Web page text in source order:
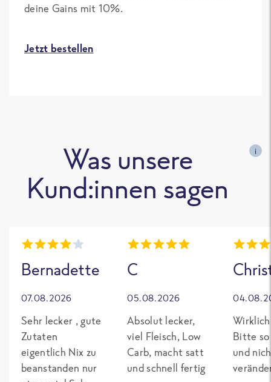
deine Gains mit 10%.
Jetzt bestellen
Was unsere
Kund:innen sagen
i
Bernadette
07.08.2026
Sehr lecker , gute
Zutaten
eigentlich Nix zu
beanstanden nur
C
05.08.2026
Absolut lecker,
viel Fleisch, Low
Carb, macht satt
und schnell fertig
Bitte so
und